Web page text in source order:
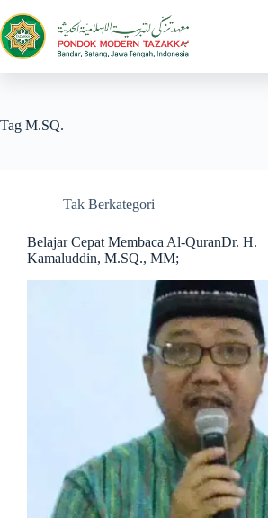
Tag M.SQ.
Tak Berkategori
Belajar Cepat Membaca Al-QuranDr. H.
Kamaluddin, M.SQ., MM;